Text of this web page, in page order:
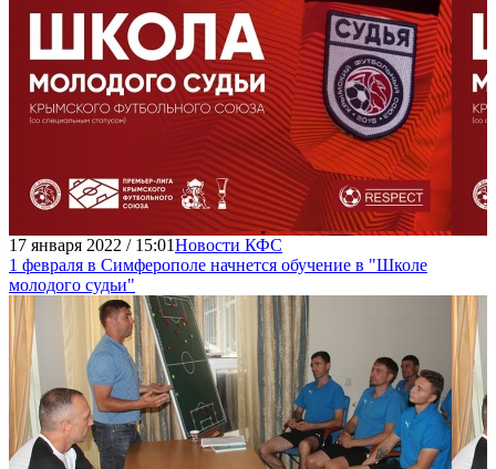
17 января 2022 / 15:01Новости КФС
1 февраля в Симферополе начнется обучение в "Школе
молодого судьи"